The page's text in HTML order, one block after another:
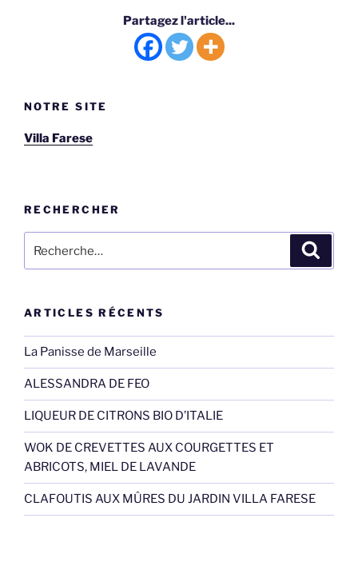
Partagez l'article...
NOTRE SITE
Villa Farese
RECHERCHER
pour
ARTICLES RÉCENTS
La Panisse de Marseille
ALESSANDRA DE FEO
LIQUEUR DE CITRONS BIO D’ITALIE
WOK DE CREVETTES AUX COURGETTES ET
ABRICOTS, MIEL DE LAVANDE
CLAFOUTIS AUX MÛRES DU JARDIN VILLA FARESE